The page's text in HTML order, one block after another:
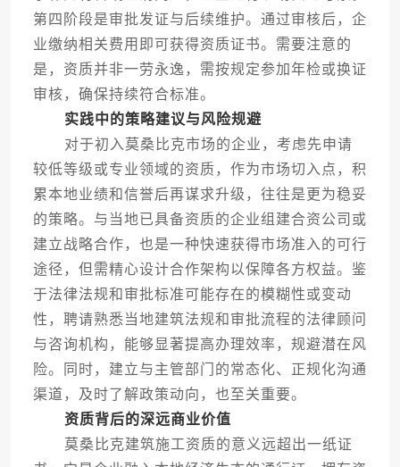
第四阶段是审批发证与后续维护。通过审核后，企
业缴纳相关费用即可获得资质证书。需要注意的
是，资质并非一劳永逸，需按规定参加年检或换证
审核，确保持续符合标准。
实践中的策略建议与风险规避
对于初入莫桑比克市场的企业，考虑先申请
较低等级或专业领域的资质，作为市场切入点，积
累本地业绩和信誉后再谋求升级，往往是更为稳妥
的策略。与当地已具备资质的企业组建合资公司或
建立战略合作，也是一种快速获得市场准入的可行
途径，但需精心设计合作架构以保障各方权益。鉴
于法律法规和审批标准可能存在的模糊性或变动
性，聘请熟悉当地建筑法规和审批流程的法律顾问
与咨询机构，能够显著提高办理效率，规避潜在风
险。同时，建立与主管部门的常态化、正规化沟通
渠道，及时了解政策动向，也至关重要。
资质背后的深远商业价值
莫桑比克建筑施工资质的意义远超出一纸证